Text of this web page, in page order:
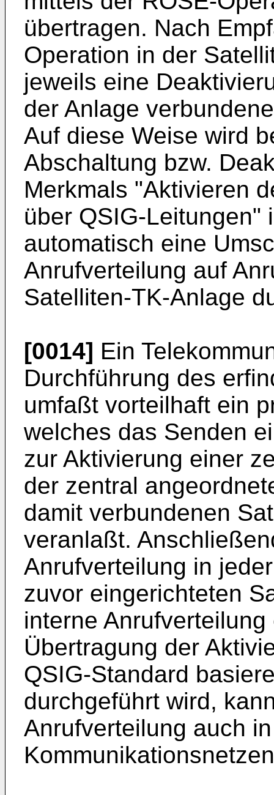
übertragen. Nach
Operation in der
jeweils eine
der Anlage
Auf diese Weise wird
Abschaltung bzw.
Merkmals "Aktivieren
über QSIG-Leitungen"
automatisch eine
Anrufverteilung auf
Satelliten-TK-Anlage
[0014] Ein
Durchführung des
umfaßt vorteilhaft ein
welches das Senden
zur Aktivierung einer
der zentral
damit verbundenen
veranlaßt.
Anrufverteilung in
zuvor eingerichteten
interne
Übertragung der
QSIG-Standard
durchgeführt wird,
Anrufverteilung auch